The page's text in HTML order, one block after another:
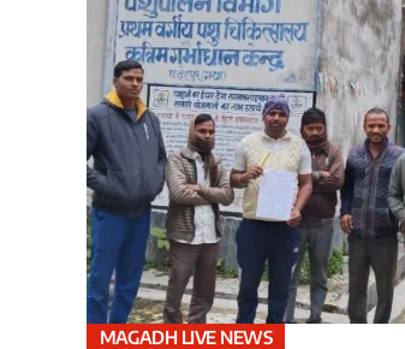
MAGADH LIVE NEWS